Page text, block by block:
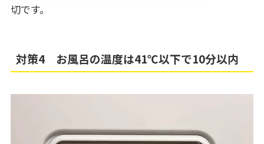
切です。
対策4 お風呂の温度は41℃以下で10分以内